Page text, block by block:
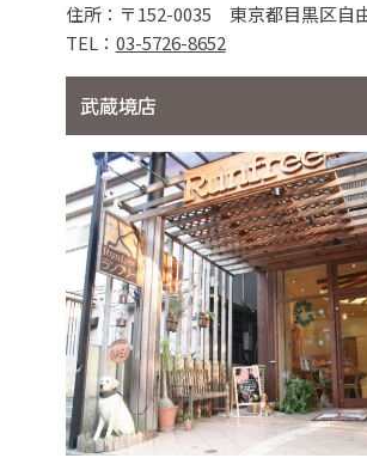
住所：〒152-0035 東京都目黒区自
TEL： 03-5726-8652
武蔵境店